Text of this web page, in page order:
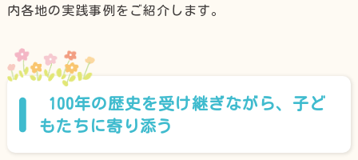
内各地の実践事例をご紹介します。
100年の歴史を受け継ぎながら、子ど
もたちに寄り添う